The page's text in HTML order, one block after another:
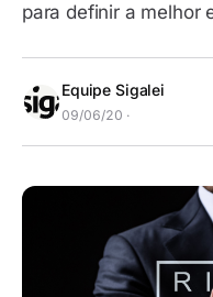
para definir a melhor
Equipe Sigalei
09/06/20 ·